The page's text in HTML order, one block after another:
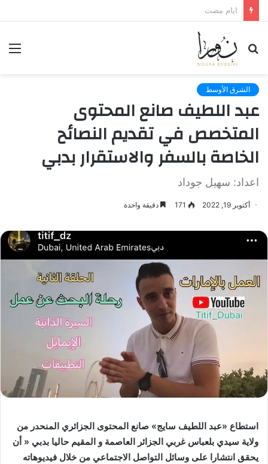
لعنة الذاكرة وذنب النجاة
بحث
عن
الشرق الأوسط
عبد اللطيف صانع المحتوى
المتخصص في تقديم النصائح
الخاصة بالسفر والاستقرار بدبي
اعداد: سهيل جوداد
أكتوبر 19, 2022 171 دقيقة واحدة
استطاع «عبد اللطيف سايج» صانع المحتوى الجزائري المنحدر من
ولاية سيدي بلعباس غربي الجزائر العاصمة و المقيم حاليا بدبي « أن
يحقق انتشارا على وسائل التواصل الاجتماعي من خلال فيديوهاته